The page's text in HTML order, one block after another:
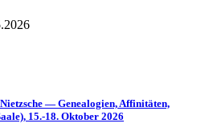
— Genealogien, Affinitäten,
15.-18. Oktober 2026